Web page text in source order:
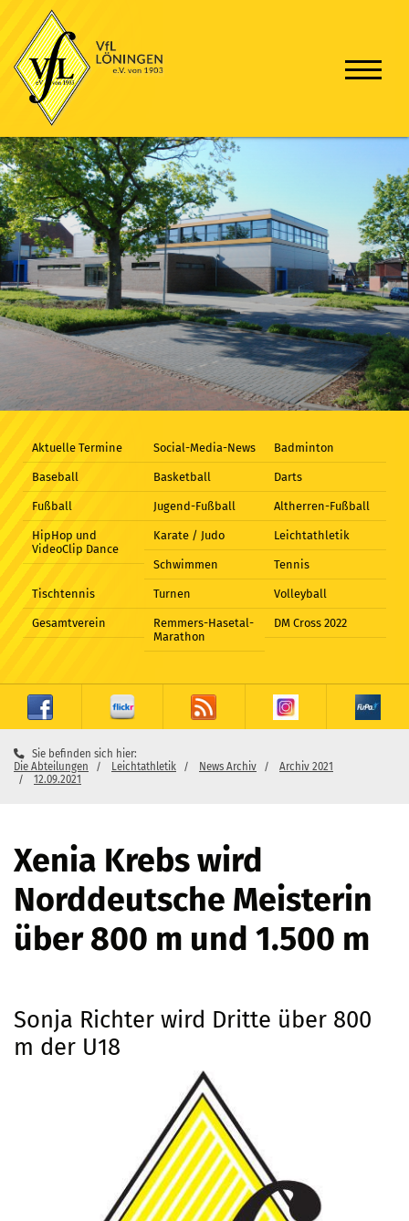
Aktuelle Termine Social-Media-News Badminton
Baseball Basketball Darts
Fußball Jugend-Fußball Altherren-Fußball
HipHop und
VideoClip Dance
Karate / Judo Leichtathletik
Schwimmen Tennis
Tischtennis Turnen Volleyball
Gesamtverein
Remmers-Hasetal-
Marathon
DM Cross 2022
Sie befinden sich hier:
Die Abteilungen
Leichtathletik News Archiv
Archiv 2021
12.09.2021
Xenia Krebs wird
Norddeutsche Meisterin
über 800 m und 1.500 m
Sonja Richter wird Dritte über 800
m der U18